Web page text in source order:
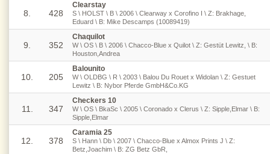
8. 428
Clearstay
S \ HOLST \ B \ 2006 \ Clearway x Corofino I \ Z: Brakhage,
Eduard \ B: Mike Descamps (10089419)
9. 352
Chaquilot
W \ OS \ B \ 2006 \ Chacco-Blue x Quilot \ Z: Gestüt Lewitz, \ B:
Houston,Andrea
10. 205
Balounito
W \ OLDBG \ R \ 2003 \ Balou Du Rouet x Widolan \ Z: Gestuet
Lewitz \ B: Nybor Pferde GmbH&Co.KG
11. 347
Checkers 10
W \ OS \ BkaSc \ 2005 \ Coronado x Clerus \ Z: Sipple,Elmar \ B:
Sipple,Elmar
12. 378
Caramia 25
S \ Hann \ Db \ 2007 \ Chacco-Blue x Almox Prints J \ Z:
Betz,Joachim \ B: ZG Betz GbR,